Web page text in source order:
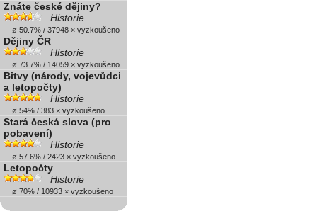
Znáte české dějiny?
Historie
ø 50.7% / 37948 × vyzkoušeno
Dějiny ČR
Historie
ø 73.7% / 14059 × vyzkoušeno
Bitvy (národy, vojevůdci
a letopočty)
Historie
ø 54% / 383 × vyzkoušeno
Stará česká slova (pro
pobavení)
Historie
ø 57.6% / 2423 × vyzkoušeno
Letopočty
Historie
ø 70% / 10933 × vyzkoušeno